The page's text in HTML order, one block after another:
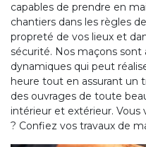
capables de prendre en
chantiers dans les règles
propreté de vos lieux et
sécurité. Nos maçons sont
dynamiques qui peut
heure tout en assurant un
des ouvrages de toute
intérieur et extérieur.
? Confiez vos travaux de